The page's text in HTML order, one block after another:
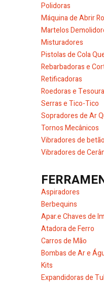
Polidoras
Máquina de Abrir
Martelos
Misturadores
Pistolas de Cola
Rebarbadoras e
Retificadoras
Roedoras e
Serras e Tico-
Sopradores de Ar
Tornos Mecânicos
Vibradores de betão
Vibradores de
Aspiradores
Berbequins
Apar.e Chaves de
Atadora de Ferro
Carros de Mão
Bombas de Ar e
Kits
Expandidoras de